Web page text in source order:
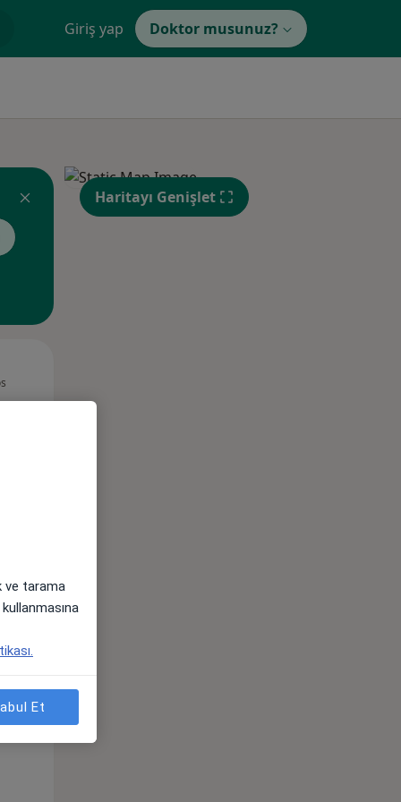
Giriş yap Doktor musunuz?
11 Ağustos
Haritayı Genişlet
ve tarama
Et